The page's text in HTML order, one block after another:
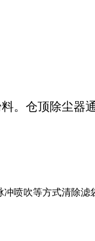
。仓顶除尘器
喷吹等方式清除滤